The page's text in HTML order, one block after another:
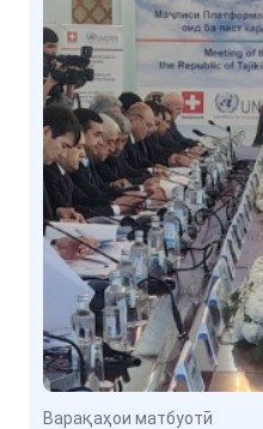
Варақаҳои матбуотӣ